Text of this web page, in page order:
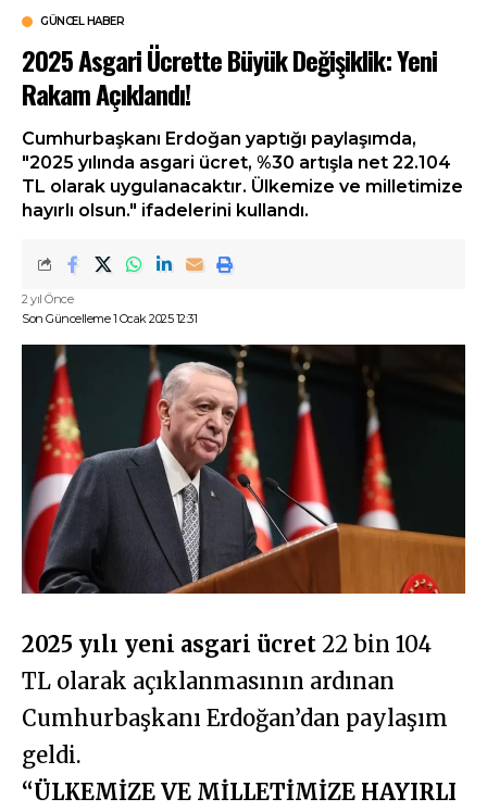
GÜNCEL HABER
2025 Asgari Ücrette Büyük Değişiklik: Yeni
Rakam Açıklandı!
Cumhurbaşkanı Erdoğan yaptığı paylaşımda,
"2025 yılında asgari ücret, %30 artışla net 22.104
TL olarak uygulanacaktır. Ülkemize ve milletimize
hayırlı olsun." ifadelerini kullandı.
Son Güncelleme 1 Ocak 2025 12:31
2 yıl Önce
2025 yılı yeni asgari ücret 22 bin 104
TL olarak açıklanmasının ardınan
Cumhurbaşkanı Erdoğan’dan paylaşım
geldi.
“ÜLKEMİZE VE MİLLETİMİZE HAYIRLI